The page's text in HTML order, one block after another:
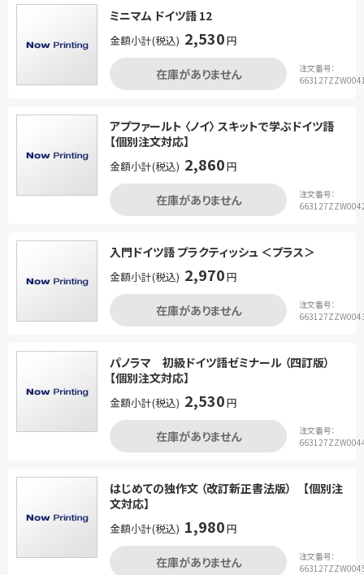
ミニマム ドイツ語 12
金額小計(税込) 2,530円
在庫がありません
注文番号：
アプファールト 〈ノイ〉 スキットで学ぶドイツ語
【個別注文対応】
金額小計(税込) 2,860円
在庫がありません
注文番号：
入門ドイツ語 プラクティッシュ ＜プラス＞
金額小計(税込) 2,970円
在庫がありません
注文番号：
パノラマ 初級ドイツ語ゼミナール （四訂版）
【個別注文対応】
金額小計(税込) 2,530円
在庫がありません
注文番号：
はじめての独作文 （改訂新正書法版） 【個別注
文対応】
金額小計(税込) 1,980円
在庫がありません
注文番号：